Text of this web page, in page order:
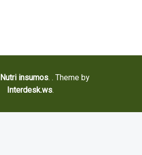
Nutri insumos. . Theme by
Interdesk.ws.